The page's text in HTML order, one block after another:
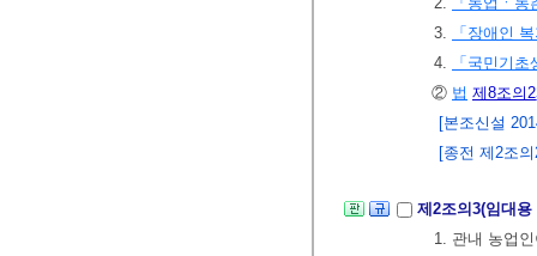
3.
「장애인
4.
「국민기
② 법 제8조의2
[본조신설
[종전 제2조
제2조의3(임대
1. 관내 농업